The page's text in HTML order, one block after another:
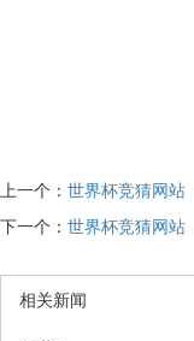
上一个： 世界杯竞猜网站
下一个： 世界杯竞猜网站
相关新闻